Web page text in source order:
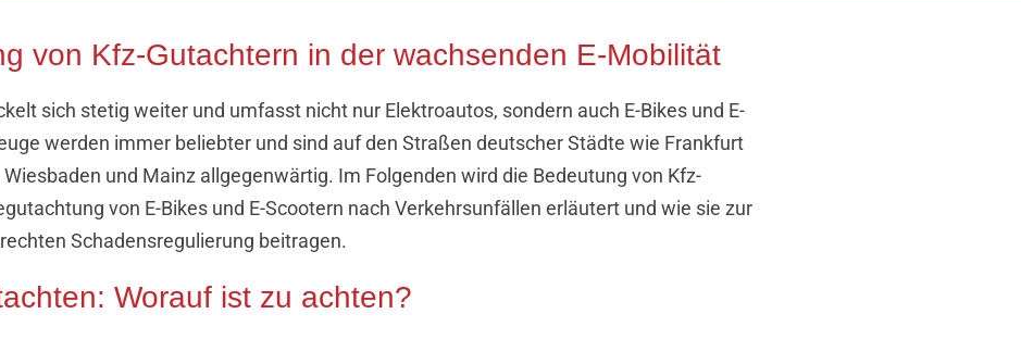
von Kfz-Gutachtern in der wachsenden E-Mobilität
sich stetig weiter und umfasst nicht nur Elektroautos, sondern auch E-Bikes und E-
werden immer beliebter und sind auf den Straßen deutscher Städte wie Frankfurt
und Mainz allgegenwärtig. Im Folgenden wird die Bedeutung von Kfz-
von E-Bikes und E-Scootern nach Verkehrsunfällen erläutert und wie sie zur
Schadensregulierung beitragen.
Worauf ist zu achten?